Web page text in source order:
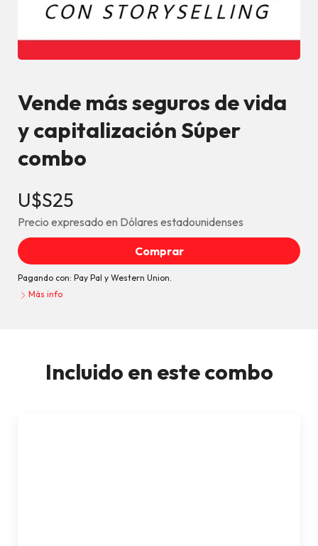
Vende más seguros de vida
y capitalización Súper
combo
U$S25
Precio expresado en Dólares estadounidenses
Comprar
Pagando con: Pay Pal y Western Union.
Más info
Incluido en este combo